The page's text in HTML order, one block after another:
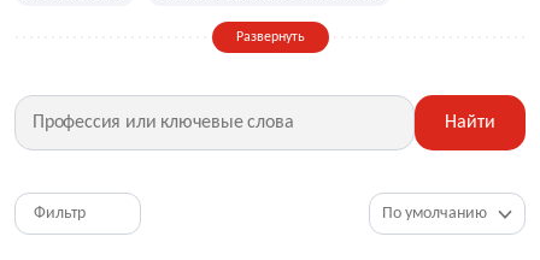
Дизайн, искусство, ивент
Фитнес, красота, спорт Страхование
Медицина, фармацевтика Маркетинг, PR, реклама
HR, управление персоналом
Топ менеджмент, руководители
Развернуть
Найти
Фильтр